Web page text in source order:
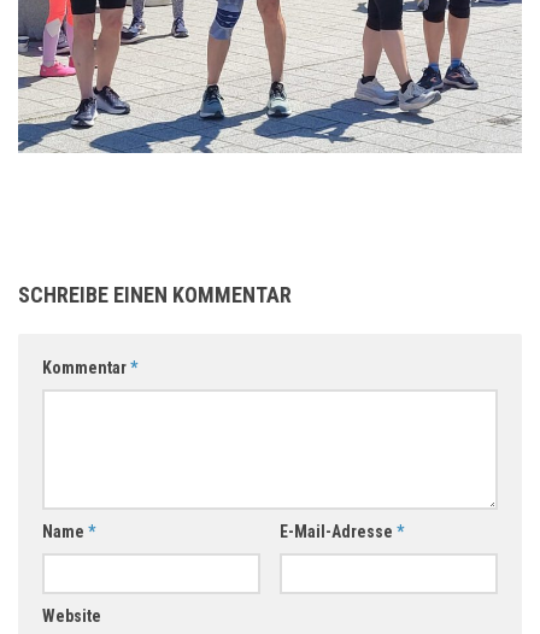
SCHREIBE EINEN KOMMENTAR
Kommentar*
Name * E-Mail-Adresse *
Website